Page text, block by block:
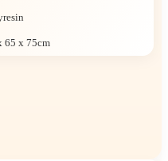
65 x 75cm